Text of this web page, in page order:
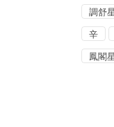
調舒
辛
鳳閣